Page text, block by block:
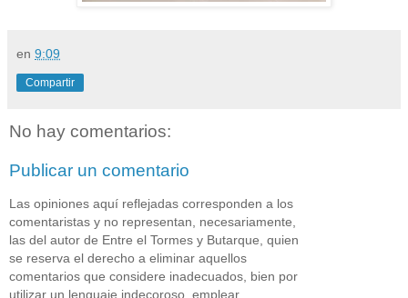
en 9:09
Compartir
No hay comentarios:
Publicar un comentario
Las opiniones aquí reflejadas corresponden a los
comentaristas y no representan, necesariamente,
las del autor de Entre el Tormes y Butarque, quien
se reserva el derecho a eliminar aquellos
comentarios que considere inadecuados, bien por
utilizar un lenguaje indecoroso, emplear